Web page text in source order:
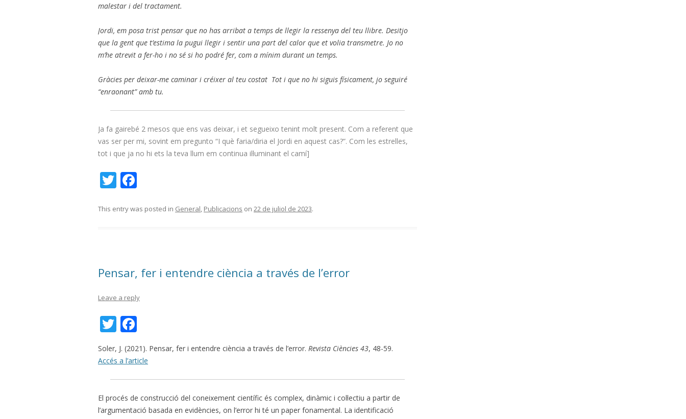
malestar i del tractament.
Jordi, em posa trist pensar que no has arribat a temps de llegir la ressenya del teu llibre. Desitjo
que la gent que t’estima la pugui llegir i sentir una part del calor que et volia transmetre. Jo no
m’he atrevit a fer-ho i no sé si ho podré fer, com a mínim durant un temps.
Gràcies per deixar-me caminar i créixer al teu costat Tot i que no hi siguis físicament, jo seguiré
“enraonant” amb tu.
Ja fa gairebé 2 mesos que ens vas deixar, i et segueixo tenint molt present. Com a referent que
vas ser per mi, sovint em pregunto “I què faria/diria el Jordi en aquest cas?”. Com les estrelles,
tot i que ja no hi ets la teva llum em continua il·luminant el camí]
T
itte
k
This entry was posted in General, Publicacions on 22 de juliol de 2023.
Pensar, fer i entendre ciència a través de l’error
Leave a reply
T
w
itt
ac
e
o
Soler, J. (2021). Pensar, fer i entendre ciència a través de l’error. Revista Ciències 43, 48-59.
Accés a l’article
El procés de construcció del coneixement científic és complex, dinàmic i col·lectiu a partir de
l’argumentació basada en evidències, on l’error hi té un paper fonamental. La identificació